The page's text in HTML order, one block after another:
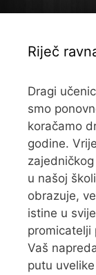
Riječ
Dragi
smo
koračamo
godine.
u našoj
obrazuje,
istine u
promicatelji
Vaš
putu